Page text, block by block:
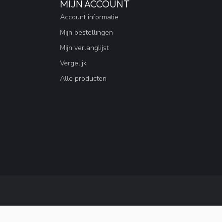
MIJN ACCOUNT
Account informatie
Mijn bestellingen
Mijn verlanglijst
Vergelijk
Alle producten